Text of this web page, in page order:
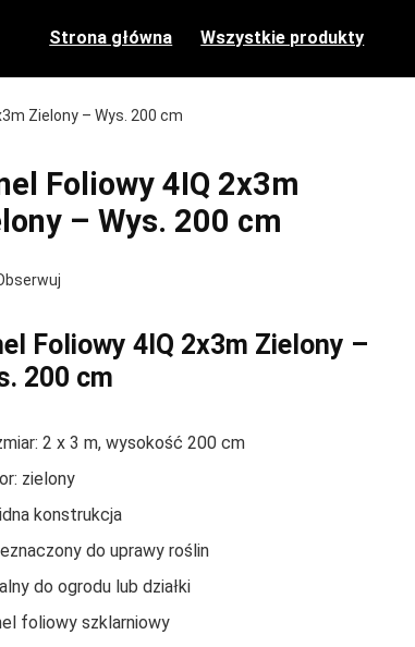
Strona główna Wszystkie produkty
Zielony – Wys. 200 cm
Foliowy 4IQ 2x3m
– Wys. 200 cm
Foliowy 4IQ 2x3m Zielony –
200 cm
2 x 3 m, wysokość 200 cm
zielony
konstrukcja
do uprawy roślin
do ogrodu lub działki
foliowy szklarniowy